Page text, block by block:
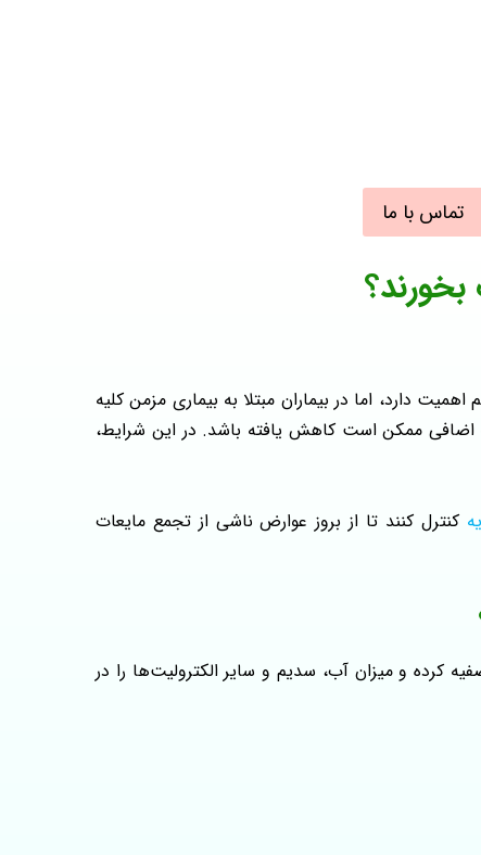
تماس با ما
دارد، اما در بیماران مبتلا به بیماری مزمن کلیه
اضافی ممکن است کاهش یافته باشد. در این شرایط،
کنترل کنند تا از بروز عوارض ناشی از تجمع مایعات
کرده و میزان آب، سدیم و سایر الکترولیت‌ها را در